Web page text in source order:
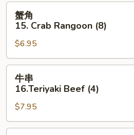
Ribs
15.
Crab
Rangoon
(8)
蟹角
15. Crab Rangoon (8)
$6.95
16.Teriyaki
Beef
(4)
牛串
16.Teriyaki Beef (4)
$7.95